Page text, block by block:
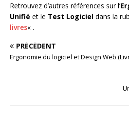
Retrouvez d’autres références sur l’
Unifié et le Test Logiciel dans la
livres« .
PRÉCÉDENT
Ergonomie du logiciel et Design Web